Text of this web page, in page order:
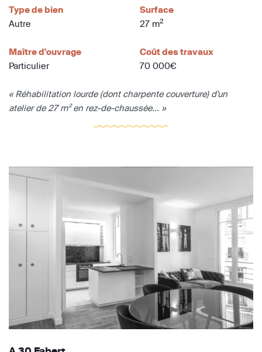
Type de bien
Autre
Surface
27 m2
Maître d'ouvrage
Particulier
Coût des travaux
70 000€
« Réhabilitation lourde (dont charpente couverture) d'un
atelier de 27 m² en rez-de-chaussée... »